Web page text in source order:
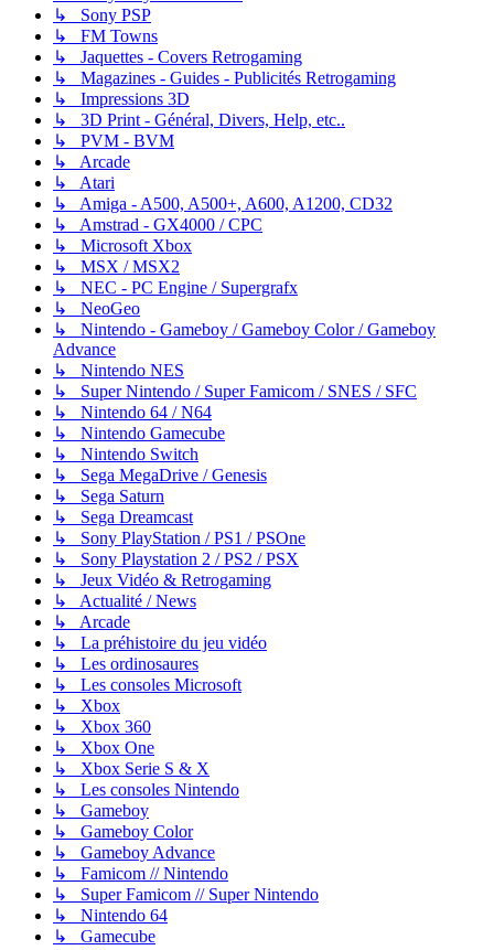
↳ Sony PSP
↳ FM Towns
↳ Jaquettes - Covers Retrogaming
↳ Magazines - Guides - Publicités Retrogaming
↳ Impressions 3D
↳ 3D Print - Général, Divers, Help, etc..
↳ PVM - BVM
↳ Arcade
↳ Atari
↳ Amiga - A500, A500+, A600, A1200, CD32
↳ Amstrad - GX4000 / CPC
↳ Microsoft Xbox
↳ MSX / MSX2
↳ NEC - PC Engine / Supergrafx
↳ NeoGeo
↳ Nintendo - Gameboy / Gameboy Color / Gameboy
Advance
↳ Nintendo NES
↳ Super Nintendo / Super Famicom / SNES / SFC
↳ Nintendo 64 / N64
↳ Nintendo Gamecube
↳ Nintendo Switch
↳ Sega MegaDrive / Genesis
↳ Sega Saturn
↳ Sega Dreamcast
↳ Sony PlayStation / PS1 / PSOne
↳ Sony Playstation 2 / PS2 / PSX
↳ Jeux Vidéo & Retrogaming
↳ Actualité / News
↳ Arcade
↳ La préhistoire du jeu vidéo
↳ Les ordinosaures
↳ Les consoles Microsoft
↳ Xbox
↳ Xbox 360
↳ Xbox One
↳ Xbox Serie S & X
↳ Les consoles Nintendo
↳ Gameboy
↳ Gameboy Color
↳ Gameboy Advance
↳ Famicom // Nintendo
↳ Super Famicom // Super Nintendo
↳ Nintendo 64
↳ Gamecube